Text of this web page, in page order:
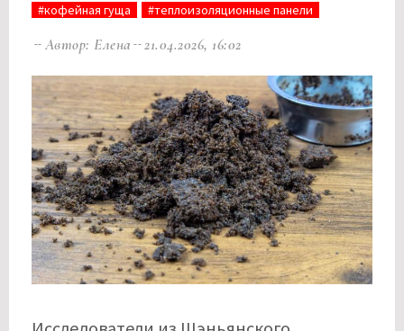
#кофейная гуща
#теплоизоляционные панели
Автор: Елена 21.04.2026, 16:02